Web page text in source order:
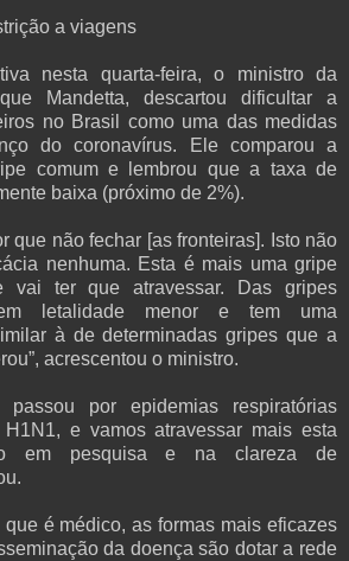
a viagens
nesta quarta-feira, o ministro da
Mandetta, descartou dificultar a
no Brasil como uma das medidas
do coronavírus. Ele comparou a
comum e lembrou que a taxa de
baixa (próximo de 2%).
que não fechar [as fronteiras]. Isto não
nenhuma. Esta é mais uma gripe
vai ter que atravessar. Das gripes
letalidade menor e tem uma
à de determinadas gripes que a
acrescentou o ministro.
passou por epidemias respiratórias
e vamos atravessar mais esta
em pesquisa e na clareza de
é médico, as formas mais eficazes
da doença são dotar a rede